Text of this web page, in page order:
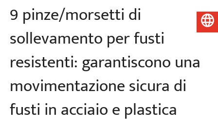
9 pinze/morsetti di
sollevamento per fusti
resistenti: garantiscono una
movimentazione sicura di
fusti in acciaio e plastica
Italiano